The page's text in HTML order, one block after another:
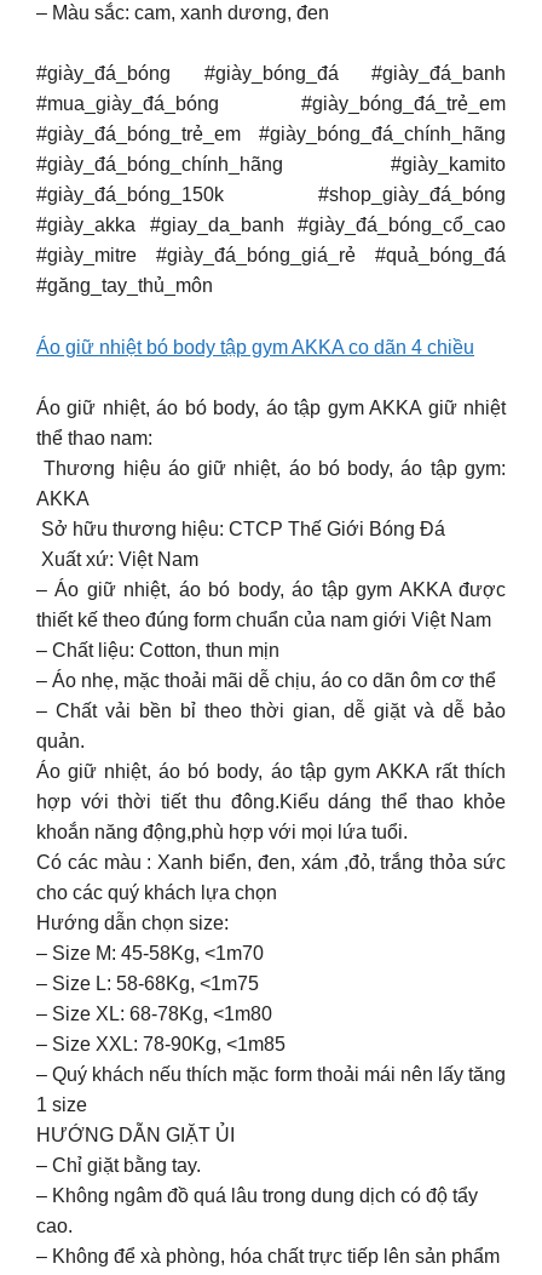
– Màu sắc: cam, xanh dương, đen
#giày_đá_bóng #giày_bóng_đá #giày_đá_banh
#mua_giày_đá_bóng #giày_bóng_đá_trẻ_em
#giày_đá_bóng_trẻ_em #giày_bóng_đá_chính_hãng
#giày_đá_bóng_chính_hãng #giày_kamito
#giày_đá_bóng_150k #shop_giày_đá_bóng
#giày_akka #giay_da_banh #giày_đá_bóng_cổ_cao
#giày_mitre #giày_đá_bóng_giá_rẻ #quả_bóng_đá
#găng_tay_thủ_môn
Áo giữ nhiệt bó body tập gym AKKA co dãn 4 chiều
Áo giữ nhiệt, áo bó body, áo tập gym AKKA giữ nhiệt
thể thao nam:
️ Thương hiệu áo giữ nhiệt, áo bó body, áo tập gym:
AKKA
️ Sở hữu thương hiệu: CTCP Thế Giới Bóng Đá
️ Xuất xứ: Việt Nam
– Áo giữ nhiệt, áo bó body, áo tập gym AKKA được
thiết kế theo đúng form chuẩn của nam giới Việt Nam
– Chất liệu: Cotton, thun mịn
– Áo nhẹ, mặc thoải mãi dễ chịu, áo co dãn ôm cơ thể
– Chất vải bền bỉ theo thời gian, dễ giặt và dễ bảo
quản.
Áo giữ nhiệt, áo bó body, áo tập gym AKKA rất thích
hợp với thời tiết thu đông.Kiểu dáng thể thao khỏe
khoắn năng động,phù hợp với mọi lứa tuổi.
Có các màu : Xanh biển, đen, xám ,đỏ, trắng thỏa sức
cho các quý khách lựa chọn
Hướng dẫn chọn size:
– Size M: 45-58Kg, <1m70
– Size L: 58-68Kg, <1m75
– Size XL: 68-78Kg, <1m80
– Size XXL: 78-90Kg, <1m85
– Quý khách nếu thích mặc form thoải mái nên lấy tăng
1 size
HƯỚNG DẪN GIẶT ỦI
– Chỉ giặt bằng tay.
– Không ngâm đồ quá lâu trong dung dịch có độ tẩy
cao.
– Không để xà phòng, hóa chất trực tiếp lên sản phẩm